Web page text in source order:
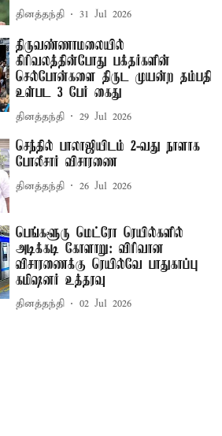
தினத்தந்தி 31 Jul 2026
திருவண்ணாமலையில்
கிரிவலத்தின்போது பக்தர்களின்
செல்போன்களை திருட முயன்ற தம்பதி
உள்பட 3 பேர் கைது
தினத்தந்தி 29 Jul 2026
செந்தில் பாலாஜியிடம் 2-வது நாளாக
போலீசார் விசாரணை
தினத்தந்தி 26 Jul 2026
பெங்களூரு மெட்ரோ ரெயில்களில்
அடிக்கடி கோளாறு: விரிவான
விசாரணைக்கு ரெயில்வே பாதுகாப்பு
கமிஷனர் உத்தரவு
தினத்தந்தி 02 Jul 2026